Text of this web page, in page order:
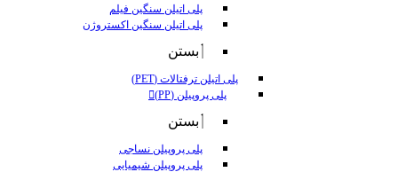
پلی اتیلن سنگین فیلم
پلی اتیلن سنگین اکستروژن
بستن
پلی اتیلن ترفتالات (PET)
پلی پروپیلن (PP)
بستن
پلی پروپیلن نساجی
پلی پروپیلن شیمیایی